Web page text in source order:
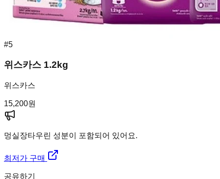
#5
위스카스 1.2kg
위스카스
15,200원
멍실장타우린 성분이 포함되어 있어요.
최저가 구매
공유하기